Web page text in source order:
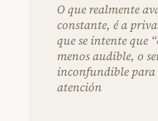
O que realmente
constante, é a
que se intente que
menos audible, o
inconfundible para
atención